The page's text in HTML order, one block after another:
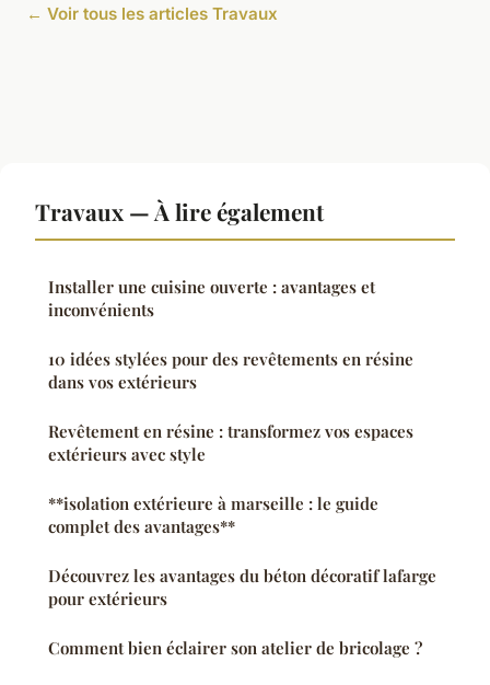
← Voir tous les articles Travaux
Travaux — À lire également
Installer une cuisine ouverte : avantages et
inconvénients
10 idées stylées pour des revêtements en résine
dans vos extérieurs
Revêtement en résine : transformez vos espaces
extérieurs avec style
**isolation extérieure à marseille : le guide
complet des avantages**
Découvrez les avantages du béton décoratif lafarge
pour extérieurs
Comment bien éclairer son atelier de bricolage ?